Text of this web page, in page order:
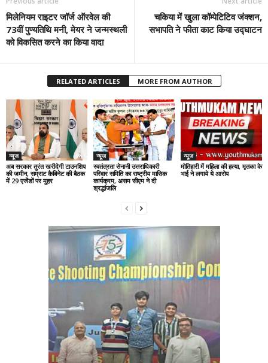
मिलेनियम राइटर जॉर्ज ऑरवेल की
73वीं पुण्यतिथि मनी, मेयर ने जन्मस्थली
को विकसित करने का किया वादा
चकिया में खुला कॉम्पेटिटिव जंक्शन,
सभापति ने फीता काट किया उद्घाटन
RELATED ARTICLES MORE FROM AUTHOR
न्यूज
अब सरकार तुरंत खरीदेगी टाउनशिप
की जमीन, सम्राट कैबिनेट की बैठक
में 29 एजेंडों पर मुहर
न्यूज
स्वतंत्रता सेनानी उत्तराधिकारी
परिवार समिति का राष्ट्रीय मासिक
कार्यक्रम, असम सीएम ने दी
श्रद्धांजलि
न्यूज
मोतिहारी में महिला की हत्या, मृतका के
भाई ने लगाये ये आरोप